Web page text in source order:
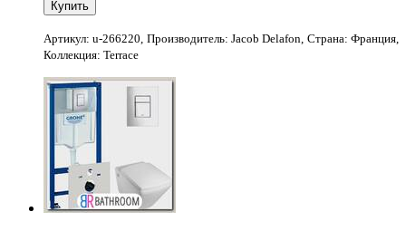
Артикул: u-266220, Производитель: Jacob Delafon, Страна: Франция,
Коллекция: Terrace